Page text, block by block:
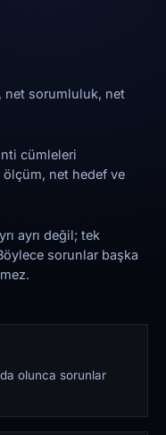
net sorumluluk, net
cümleleri
net hedef ve
ayrı değil; tek
sorunlar başka
olunca sorunlar